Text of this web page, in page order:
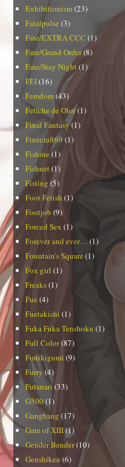
Exhibitionism (23)
Fatalpulse (3)
Fate/EXTRA CCC (1)
Fate/Grand Order(8)
Fate/Stay Night(1)
FEI(16)
Femdom (43)
Fetiche de Olor(1)
Final Fantasy(1)
Finecraft69 (1)
Fishine (1)
Fishnet (1)
Fisting (5)
Foot Fetish (1)
Footjob (9)
Forced Sex (1)
Forever and ever… (1)
Fountain's Square (1)
Fox girl (1)
Freaks(1)
Fue (4)
Fuetakishi (1)
Fuka Fuka Tenshoku (1)
Full Color(87)
Funikigumi (9)
Furry (4)
Futanari(33)
G500(1)
Gangbang (17)
Gate of XIII(1)
Gender Bender(10)
Genshiken (6)